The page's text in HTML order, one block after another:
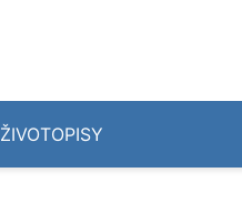
ŽIVOTOPISY